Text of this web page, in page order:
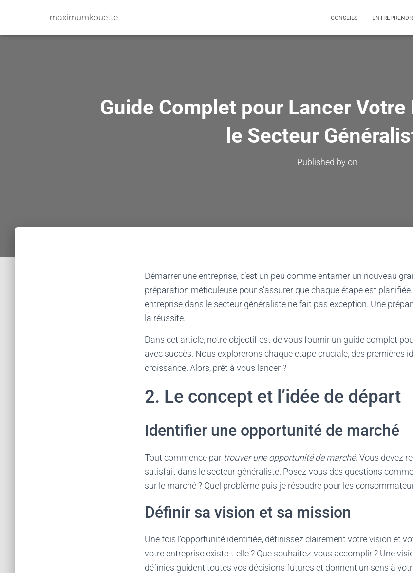
maximumkouette CONSEILS
Guide Complet pour Lancer
le Secteur
Published by on
Démarrer une entreprise, c’est un peu comme entamer un nouveau
préparation méticuleuse pour s’assurer que chaque étape est
entreprise dans le secteur généraliste ne fait pas exception. Une
la réussite.
Dans cet article, notre objectif est de vous fournir un guide complet
avec succès. Nous explorerons chaque étape cruciale, des premières
croissance. Alors, prêt à vous lancer ?
2. Le concept et l’idée de départ
Identifier une opportunité de marché
Tout commence par trouver une opportunité de marché. Vous devez
satisfait dans le secteur généraliste. Posez-vous des questions comme
sur le marché ? Quel problème puis-je résoudre pour les
Définir sa vision et sa mission
Une fois l’opportunité identifiée, définissez clairement votre vision et
votre entreprise existe-t-elle ? Que souhaitez-vous accomplir ? Une
définies guident toutes vos décisions futures et donnent un sens à